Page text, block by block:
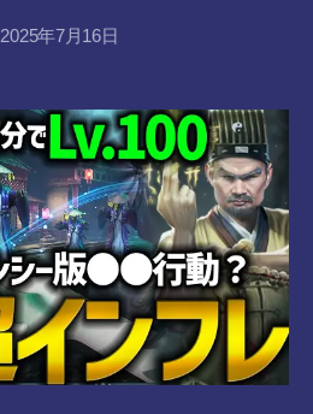
投
稿
a
8-
vr
2025年7月16日